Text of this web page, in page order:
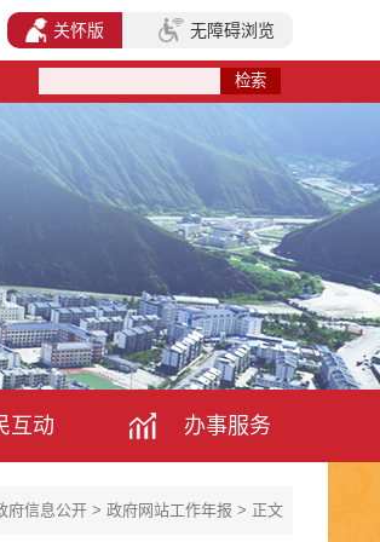
互动 办事服务
府信息公开 > 政府网站工作年报 > 正文
关怀版 无障碍浏览